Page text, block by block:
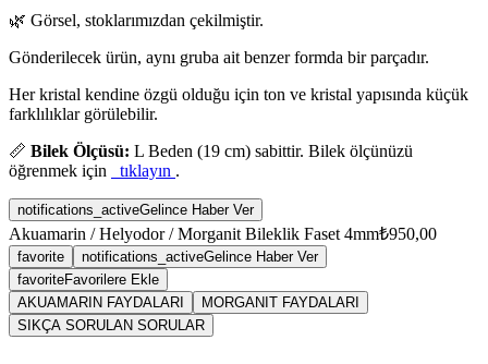
🌿 Görsel, stoklarımızdan çekilmiştir.
Gönderilecek ürün, aynı gruba ait benzer formda bir parçadır.
Her kristal kendine özgü olduğu için ton ve kristal yapısında küçük
farklılıklar görülebilir.
📏 Bilek Ölçüsü: L Beden (19 cm) sabittir. Bilek ölçünüzü
öğrenmek için
tıklayın .
notifications_activeGelince Haber Ver
Akuamarin / Helyodor / Morganit Bileklik Faset 4mm₺950,00
favorite notifications_activeGelince Haber Ver
favoriteFavorilere Ekle
AKUAMARIN FAYDALARI
MORGANIT FAYDALARI
SIKÇA SORULAN SORULAR